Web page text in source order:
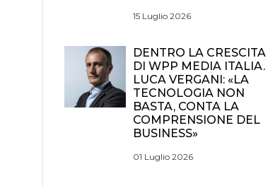
15 Luglio 2026
DENTRO LA CRESCITA
DI WPP MEDIA ITALIA.
LUCA VERGANI: «LA
TECNOLOGIA NON
BASTA, CONTA LA
COMPRENSIONE DEL
BUSINESS»
01 Luglio 2026